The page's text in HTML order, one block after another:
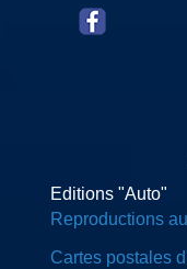
Editions "Auto"
Reproductions
Cartes postales